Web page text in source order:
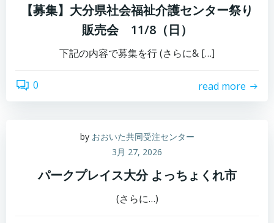
【募集】大分県社会福祉介護センター祭り
販売会 11/8（日）
下記の内容で募集を行 (さらに& […]
0 read more
by おおいた共同受注センター
3月 27, 2026
パークプレイス大分 よっちょくれ市
(さらに…)